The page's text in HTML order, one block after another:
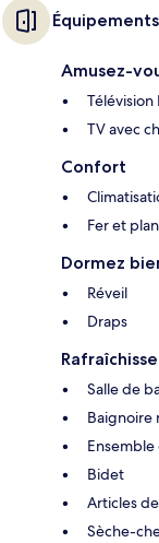
Amusez-
Télévision
TV avec
Confort
Fer et
Dormez
Réveil
Draps
Salle de
Baignoire
Bidet
Articles
Sèche-